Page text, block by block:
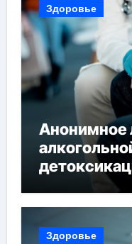
Здоровье
Анонимное
Здоровье